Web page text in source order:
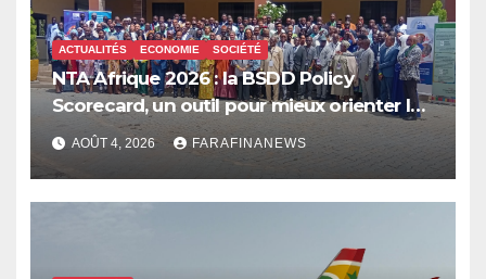
ACTUALITÉS ECONOMIE SOCIÉTÉ
NTA Afrique 2026 : la BSDD Policy
Scorecard, un outil pour mieux orienter les
dépenses publiques
AOÛT 4, 2026 FARAFINANEWS